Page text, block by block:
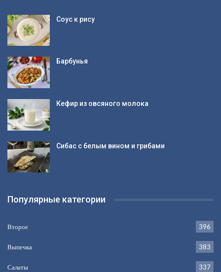
Соус к рису
Барбунья
Кефир из овсяного молока
Сибас с белым вином и грибами
Популярные категории
Второе 396
Выпечка 383
Салаты 337